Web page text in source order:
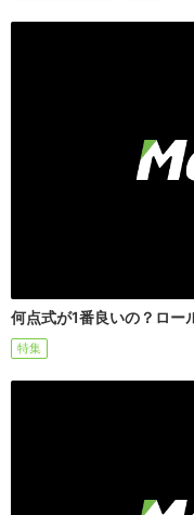
何点式が1番良いの？ロー
特集